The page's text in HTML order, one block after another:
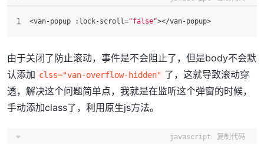
<van-popup :lock-scroll="false"></van-popup>
由于关闭了防止滚动，事件是不会阻止了，但是body不会默
认添加 clss="van-overflow-hidden" 了，这就导致滚动穿
透，解决这个问题简单点，我就是在监听这个弹窗的时候，
手动添加class了，利用原生js方法。
javascript 复制代码